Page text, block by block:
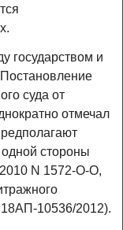
государством и
суда от
отмечал
стороны
N 1572-О-О,
18АП-10536/2012).